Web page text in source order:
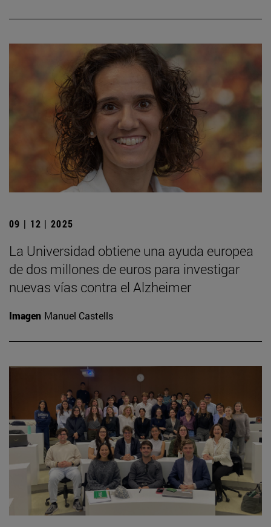
09 | 12 | 2025
La Universidad obtiene una ayuda europea
de dos millones de euros para investigar
nuevas vías contra el Alzheimer
Imagen Manuel Castells